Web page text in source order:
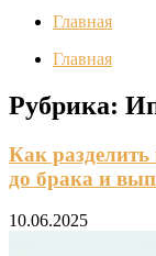
Главная
Главная
Рубрика:
Как
до брака и
10.06.2025